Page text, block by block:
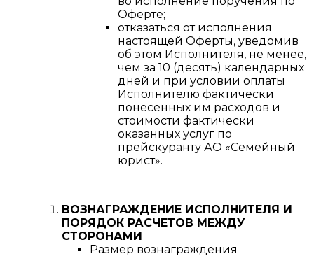
Оферте;
отказаться от исполнения
настоящей Оферты, уведомив
об этом Исполнителя, не менее,
чем за 10 (десять) календарных
дней и при условии оплаты
Исполнителю фактически
понесенных им расходов и
стоимости фактически
оказанных услуг по
прейскуранту АО «Семейный
юрист».
ВОЗНАГРАЖДЕНИЕ ИСПОЛНИТЕЛЯ И
ПОРЯДОК РАСЧЕТОВ МЕЖДУ
СТОРОНАМИ
Размер вознаграждения